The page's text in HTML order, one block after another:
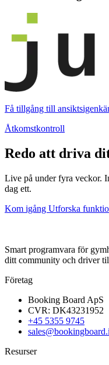
Få tillgång till
Åtkomstkontroll
Redo att driva
Live på under fyra veckor.
dag ett.
Kom igång Utforska
Smart programvara för
ditt community och driver
Företag
Booking Board ApS
CVR: DK43231952
+45 5355 9745
Resurser